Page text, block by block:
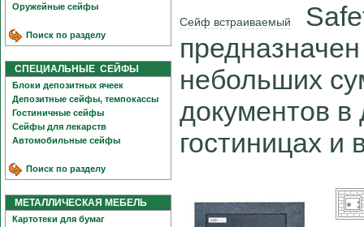
Оружейные сейфы
Поиск по разделу
СПЕЦИАЛЬНЫЕ СЕЙФЫ
Блоки депозитных ячеек
Депозитные сейфы, темпокассы
Гостиничные сейфы
Сейфы для лекарств
Автомобильные сейфы
Поиск по разделу
МЕТАЛЛИЧЕСКАЯ МЕБЕЛЬ
Картотеки для бумаг
Сейф встраиваемый
небольших
документов
гостиницах и